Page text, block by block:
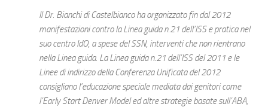
Il Dr. Bianchi di Castelbianco ha organizzato fin dal 2012
manifestazioni contro la Linea guida n.21 dell’ISS e pratica nel
suo centro IdO, a spese del SSN, interventi che non rientrano
nella Linea guida. La Linea guida n.21 dell’ISS del 2011 e le
Linee di indirizzo della Conferenza Unificata del 2012
consigliano l’educazione speciale mediata dai genitori come
l’Early Start Denver Model ed altre strategie basate sull’ABA,